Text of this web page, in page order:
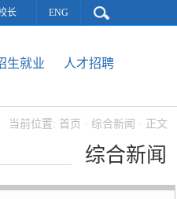
长 ENG
生就业 人才招聘
当前位置: 首页 · 综合新闻 · 正文
综合新闻